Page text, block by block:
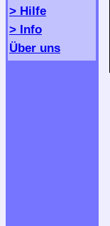
> Hilfe
> Info
Über uns